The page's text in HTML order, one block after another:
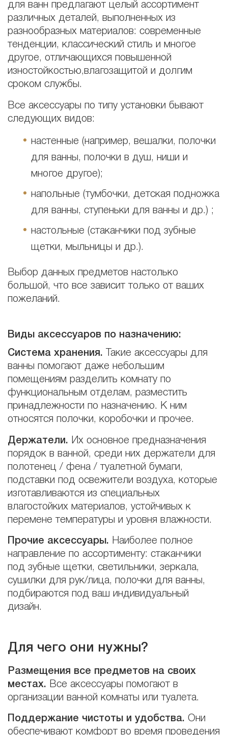
для ванн предлагают целый ассортимент
различных деталей, выполненных из
разнообразных материалов: современные
тенденции, классический стиль и многое
другое, отличающихся повышенной
изностойкостью,влагозащитой и долгим
сроком службы.
Все аксессуары по типу установки бывают
следующих видов:
настенные (например, вешалки, полочки
для ванны, полочки в душ, ниши и
многое другое);
напольные (тумбочки, детская подножка
для ванны, ступеньки для ванны и др.) ;
настольные (стаканчики под зубные
щетки, мыльницы и др.).
Выбор данных предметов настолько
большой, что все зависит только от ваших
пожеланий.
Виды аксессуаров по назначению:
Система хранения. Такие аксессуары для
ванны помогают даже небольшим
помещениям разделить комнату по
функциональным отделам, разместить
принадлежности по назначению. К ним
относятся полочки, коробочки и прочее.
Держатели. Их основное предназначения
порядок в ванной, среди них держатели для
полотенец / фена / туалетной бумаги,
подставки под освежители воздуха, которые
изготавливаются из специальных
влагостойких материалов, устойчивых к
перемене температуры и уровня влажности.
Прочие аксессуары. Наиболее полное
направление по ассортименту: стаканчики
под зубные щетки, светильники, зеркала,
сушилки для рук/лица, полочки для ванны,
подбираются под ваш индивидуальный
дизайн.
Для чего они нужны?
Размещения все предметов на своих
местах. Все аксессуары помогают в
организации ванной комнаты или туалета.
Поддержание чистоты и удобства. Они
обеспечивают комфорт во время проведения